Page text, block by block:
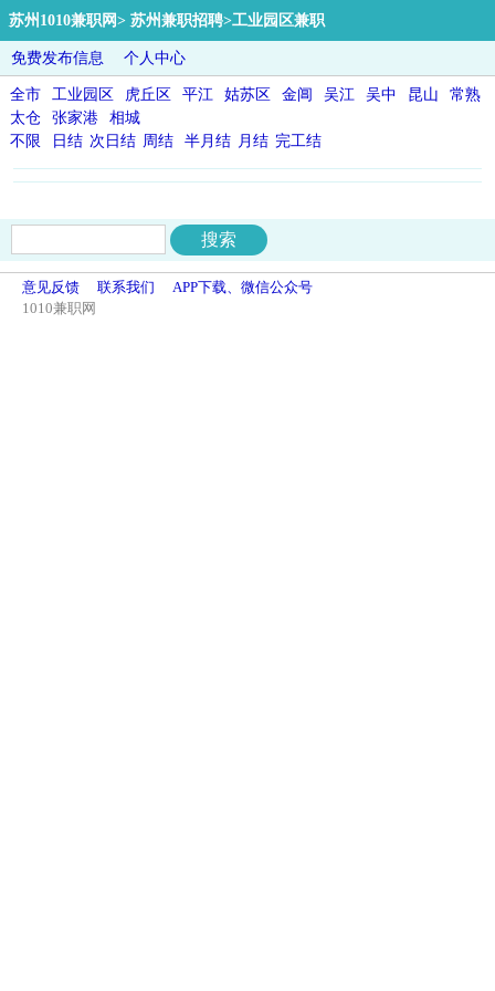
苏州1010兼职网> 苏州兼职招聘>工业园区兼职
免费发布信息 个人中心
全市 工业园区 虎丘区 平江 姑苏区 金阊 吴江 吴中 昆山
常熟
太仓
张家港
相城
不限
日结 次日结 周结 半月结 月结 完工结
意见反馈 联系我们
APP下载、微信公众号
1010兼职网